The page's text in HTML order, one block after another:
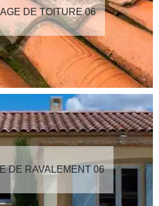
DE TOITURE 06
DE RAVALEMENT 06